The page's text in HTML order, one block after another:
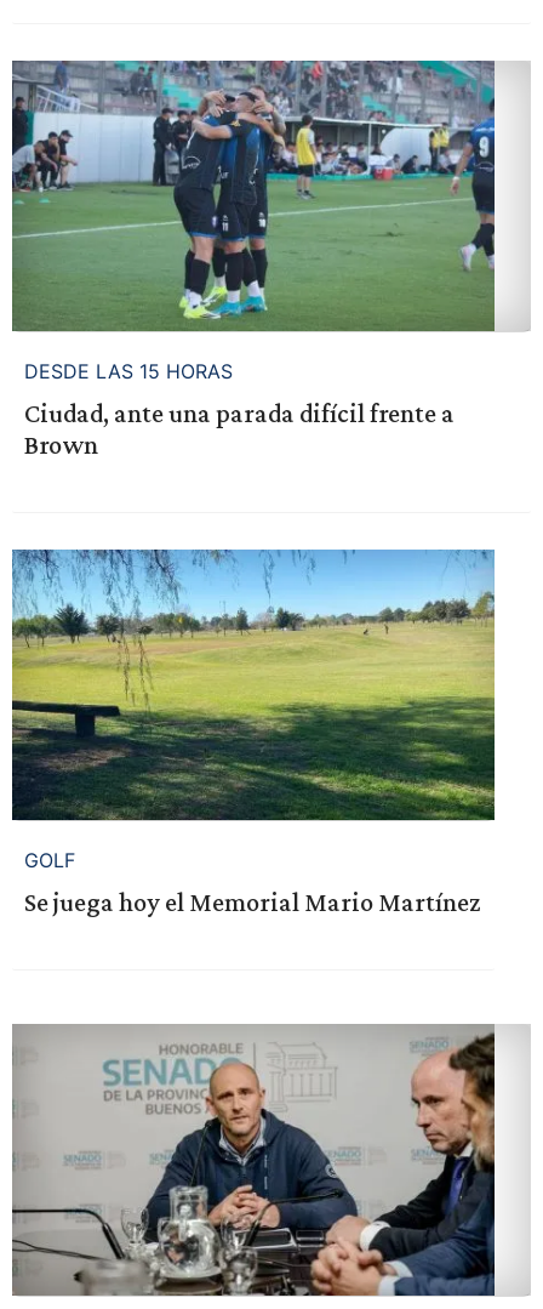
DESDE LAS 15 HORAS
Ciudad, ante una parada difícil frente a
Brown
GOLF
Se juega hoy el Memorial Mario Martínez